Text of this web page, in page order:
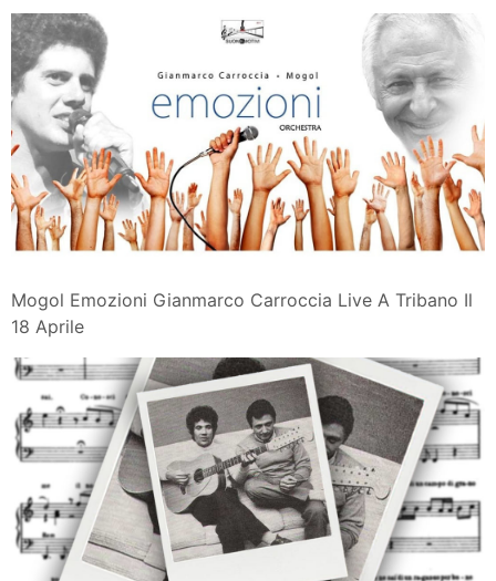
Mogol Emozioni Gianmarco Carroccia Live A Tribano Il
18 Aprile